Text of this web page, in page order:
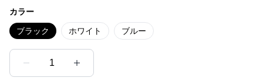
カラー
ブラック ホワイト ブルー
1